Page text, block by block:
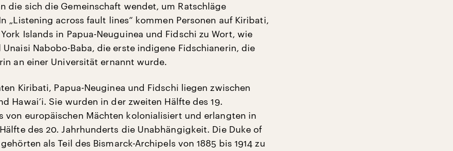
die sich die Gemeinschaft wendet, um Ratschläge
„Listening across fault lines“ kommen Personen auf Kiribati,
Islands in Papua-Neuguinea und Fidschi zu Wort, wie
Unaisi Nabobo-Baba, die erste indigene Fidschianerin, die
an einer Universität ernannt wurde.
Kiribati, Papua-Neuginea und Fidschi liegen zwischen
Hawai’i. Sie wurden in der zweiten Hälfte des 19.
von europäischen Mächten kolonialisiert und erlangten in
des 20. Jahrhunderts die Unabhängigkeit. Die Duke of
als Teil des Bismarck-Archipels von 1885 bis 1914 zu